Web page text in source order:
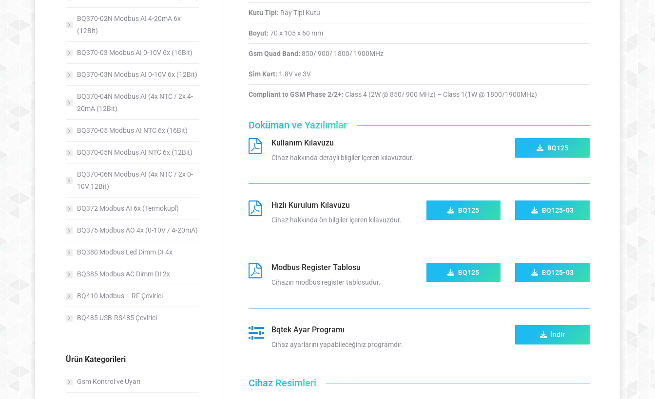
Kutu Tipi: Ray Tipi Kutu
Boyut: 70 x 105 x 60 mm
Gsm Quad Band: 850/ 900/ 1800/ 1900MHz
Sim Kart: 1.8V ve 3V
Compliant to GSM Phase 2/2+: Class 4 (2W @ 850/ 900 MHz) – Class 1(1W @ 1800/1900MHz)
Doküman ve Yazılımlar
Kullanım Kılavuzu
Cihaz hakkında detaylı bilgiler içeren kılavuzdur.
BQ125
Hızlı Kurulum Kılavuzu
Cihaz hakkında ön bilgiler içeren kılavuzdur.
BQ125 BQ125-03
Modbus Register Tablosu
Cihazın modbus register tablosudur.
BQ125 BQ125-03
Bqtek Ayar Programı
Cihaz ayarlarını yapabileceğiniz programdır.
İndir
Cihaz Resimleri
BQ370-02N Modbus AI 4-20mA 6x
(12Bit)
BQ370-03 Modbus AI 0-10V 6x (16Bit)
BQ370-03N Modbus AI 0-10V 6x (12Bit)
BQ370-04N Modbus AI (4x NTC / 2x 4-
20mA (12Bit)
BQ370-05 Modbus AI NTC 6x (16Bit)
BQ370-05N Modbus AI NTC 6x (12Bit)
BQ370-06N Modbus AI (4x NTC / 2x 0-
10V 12Bit)
BQ372 Modbus AI 6x (Termokupl)
BQ375 Modbus AO 4x (0-10V / 4-20mA)
BQ380 Modbus Led Dimm DI 4x
BQ385 Modbus AC Dimm DI 2x
BQ410 Modbus – RF Çevirici
BQ485 USB-RS485 Çevirici
Ürün Kategorileri
Gsm Kontrol ve Uyarı